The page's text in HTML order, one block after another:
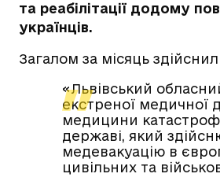
та реабілітації додому
українців.
Загалом за місяць
«Львівський
екстреної медичної
медицини
державі, який
медевакуацію в
цивільних та